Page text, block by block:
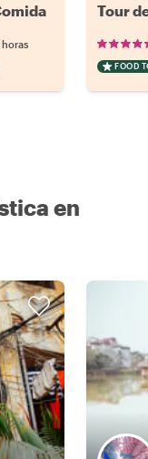
Tour
FOOD
en